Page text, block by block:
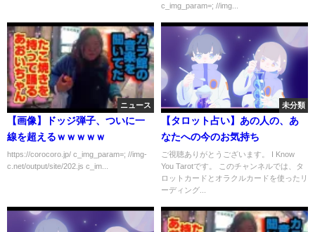
c_img_param=; //img...
ニュース
【画像】ドッジ弾子、ついに一
線を超えるｗｗｗｗｗ
https://corocoro.jp/ c_img_param=; //img-
c.net/output/site/202.js c_im...
未分類
【タロット占い】あの人の、あ
なたへの今のお気持ち
ご視聴ありがとうございます。 I Know
You Tarotです。 このチャンネルでは、タ
ロットカードとオラクルカードを使ったリ
ーディング...